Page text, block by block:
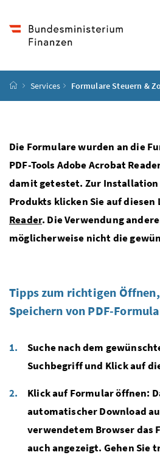
Startseite
Services Formulare Steuern &
Die Formulare wurden an die
PDF-Tools Adobe Acrobat
damit getestet. Zur Installation
Produkts klicken Sie auf diesen
Reader. Die Verwendung
möglicherweise nicht die
Tipps zum richtigen
Speichern von PDF-
Suche nach dem
Suchbegriff und Klick auf
Klick auf Formular öffnen:
automatischer Download
verwendetem Browser das
auch angezeigt. Gehen Sie